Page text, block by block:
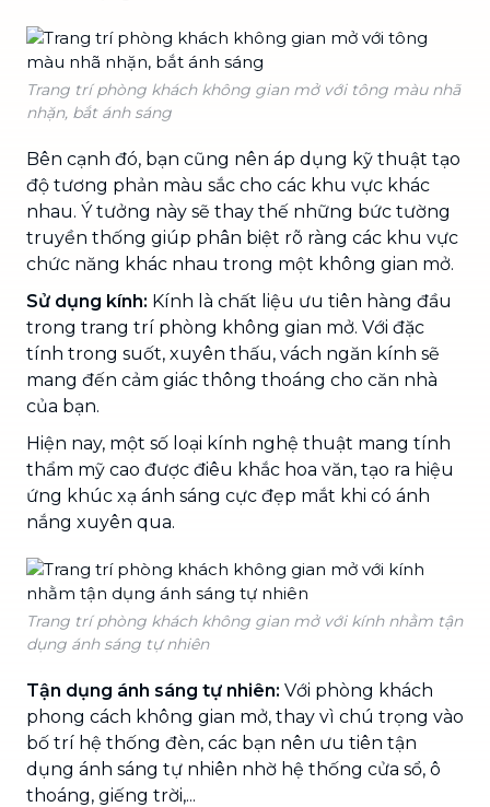
Trang trí phòng khách không gian mở với tông màu nhã
nhặn, bắt ánh sáng
Bên cạnh đó, bạn cũng nên áp dụng kỹ thuật tạo
độ tương phản màu sắc cho các khu vực khác
nhau. Ý tưởng này sẽ thay thế những bức tường
truyền thống giúp phân biệt rõ ràng các khu vực
chức năng khác nhau trong một không gian mở.
Sử dụng kính: Kính là chất liệu ưu tiên hàng đầu
trong trang trí phòng không gian mở. Với đặc
tính trong suốt, xuyên thấu, vách ngăn kính sẽ
mang đến cảm giác thông thoáng cho căn nhà
của bạn.
Hiện nay, một số loại kính nghệ thuật mang tính
thẩm mỹ cao được điêu khắc hoa văn, tạo ra hiệu
ứng khúc xạ ánh sáng cực đẹp mắt khi có ánh
nắng xuyên qua.
Trang trí phòng khách không gian mở với kính nhằm tận
dụng ánh sáng tự nhiên
Tận dụng ánh sáng tự nhiên: Với phòng khách
phong cách không gian mở, thay vì chú trọng vào
bố trí hệ thống đèn, các bạn nên ưu tiên tận
dụng ánh sáng tự nhiên nhờ hệ thống cửa sổ, ô
thoáng, giếng trời,...